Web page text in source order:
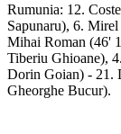
Rumunia: 12.
Sapunaru), 6.
Mihai Roman (46'
Tiberiu Ghioane),
Dorin Goian) - 21.
Gheorghe Bucur).